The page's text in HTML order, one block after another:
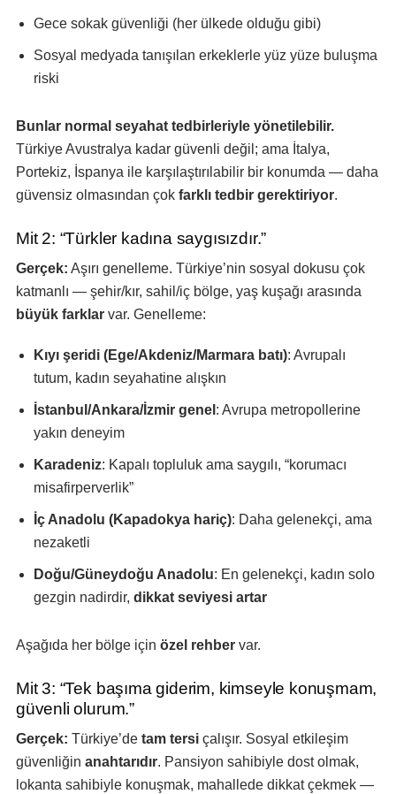
Gece sokak güvenliği (her ülkede olduğu gibi)
Sosyal medyada tanışılan erkeklerle yüz yüze buluşma
riski
Bunlar normal seyahat tedbirleriyle yönetilebilir.
Türkiye Avustralya kadar güvenli değil; ama İtalya,
Portekiz, İspanya ile karşılaştırılabilir bir konumda — daha
güvensiz olmasından çok farklı tedbir gerektiriyor.
Mit 2: “Türkler kadına saygısızdır.”
Gerçek: Aşırı genelleme. Türkiye’nin sosyal dokusu çok
katmanlı — şehir/kır, sahil/iç bölge, yaş kuşağı arasında
büyük farklar var. Genelleme:
Kıyı şeridi (Ege/Akdeniz/Marmara batı): Avrupalı
tutum, kadın seyahatine alışkın
İstanbul/Ankara/İzmir genel : Avrupa metropollerine
yakın deneyim
Karadeniz: Kapalı topluluk ama saygılı, “korumacı
misafirperverlik”
İç Anadolu (Kapadokya hariç): Daha gelenekçi, ama
nezaketli
Doğu/Güneydoğu Anadolu: En gelenekçi, kadın solo
gezgin nadirdir, dikkat seviyesi artar
Aşağıda her bölge için özel rehber var.
Mit 3: “Tek başıma giderim, kimseyle konuşmam,
güvenli olurum.”
Gerçek: Türkiye’de tam tersi çalışır. Sosyal etkileşim
güvenliğin anahtarıdır. Pansiyon sahibiyle dost olmak,
lokanta sahibiyle konuşmak, mahallede dikkat çekmek —